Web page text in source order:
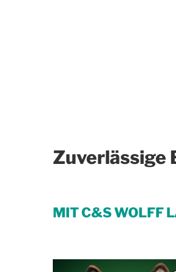
Zuverlässige
MIT C&S WOLFF